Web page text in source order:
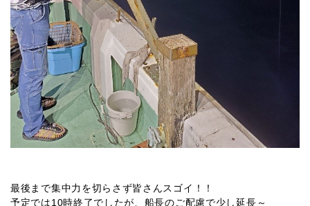
最後まで集中力を切らさず皆さんスゴイ！！
予定では10時終了でしたが、船長のご配慮で少し延長～